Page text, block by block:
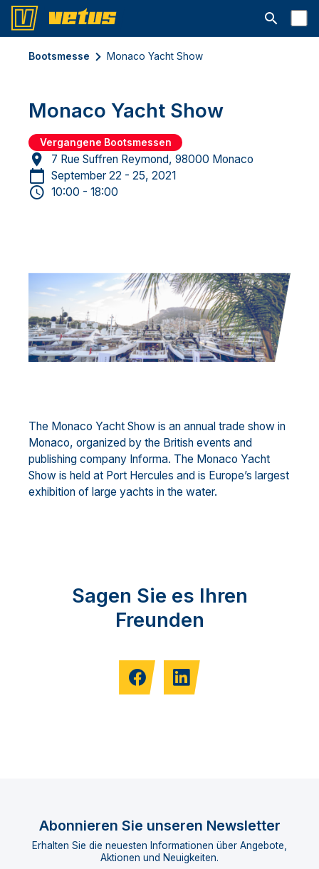
Suchleiste
Bootsmesse Monaco Yacht Show
Monaco Yacht Show
Vergangene Bootsmessen
7 Rue Suffren Reymond, 98000 Monaco
September 22 - 25, 2021
10:00 - 18:00
The Monaco Yacht Show is an annual trade show in
Monaco, organized by the British events and
publishing company Informa. The Monaco Yacht
Show is held at Port Hercules and is Europe’s largest
exhibition of large yachts in the water.
Sagen Sie es Ihren
Freunden
Abonnieren Sie unseren Newsletter
Erhalten Sie die neuesten Informationen über Angebote,
Aktionen und Neuigkeiten.